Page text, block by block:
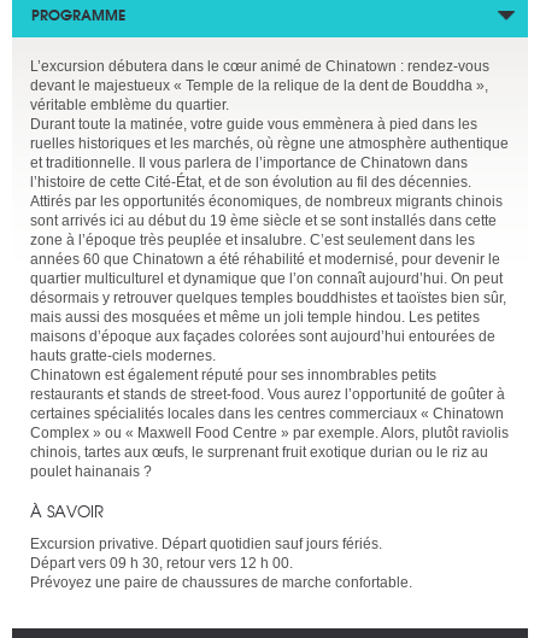
PROGRAMME
L’excursion débutera dans le cœur animé de Chinatown : rendez-vous
devant le majestueux « Temple de la relique de la dent de Bouddha »,
véritable emblème du quartier.
Durant toute la matinée, votre guide vous emmènera à pied dans les
ruelles historiques et les marchés, où règne une atmosphère authentique
et traditionnelle. Il vous parlera de l’importance de Chinatown dans
l’histoire de cette Cité-État, et de son évolution au fil des décennies.
Attirés par les opportunités économiques, de nombreux migrants chinois
sont arrivés ici au début du 19 ème siècle et se sont installés dans cette
zone à l’époque très peuplée et insalubre. C’est seulement dans les
années 60 que Chinatown a été réhabilité et modernisé, pour devenir le
quartier multiculturel et dynamique que l’on connaît aujourd’hui. On peut
désormais y retrouver quelques temples bouddhistes et taoïstes bien sûr,
mais aussi des mosquées et même un joli temple hindou. Les petites
maisons d’époque aux façades colorées sont aujourd’hui entourées de
hauts gratte-ciels modernes.
Chinatown est également réputé pour ses innombrables petits
restaurants et stands de street-food. Vous aurez l’opportunité de goûter à
certaines spécialités locales dans les centres commerciaux « Chinatown
Complex » ou « Maxwell Food Centre » par exemple. Alors, plutôt raviolis
chinois, tartes aux œufs, le surprenant fruit exotique durian ou le riz au
poulet hainanais ?
À SAVOIR
Excursion privative. Départ quotidien sauf jours fériés.
Départ vers 09 h 30, retour vers 12 h 00.
Prévoyez une paire de chaussures de marche confortable.